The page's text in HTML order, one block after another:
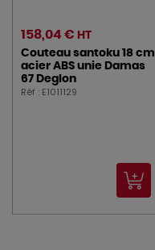
158,04 € HT
Couteau santoku 18 cm
acier ABS unie Damas
67 Deglon
Réf : E1011129